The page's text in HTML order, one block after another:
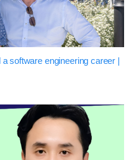
software engineering career |